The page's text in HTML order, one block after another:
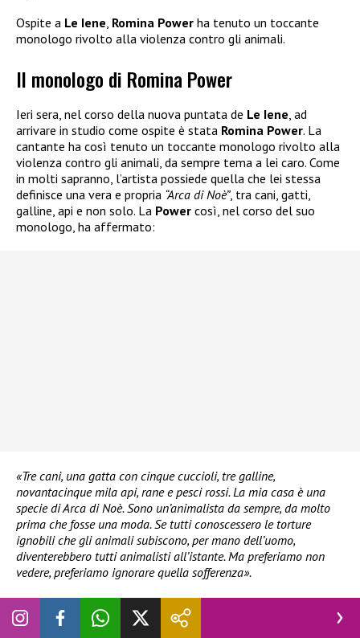
Ospite a Le Iene Romina Power ha tenuto un toccante
monologo rivolto alla violenza contro gli animali.
Il monologo di Romina Power
Ieri sera, nel corso della nuova puntata de Le Iene , ad
arrivare in studio come ospite è stata Romina Power. La
cantante ha così tenuto un toccante monologo rivolto alla
violenza contro gli animali, da sempre tema a lei caro. Come
in molti sapranno, l’artista possiede quella che lei stessa
definisce una vera e propria “Arca di Noè”, tra cani, gatti,
galline, api e non solo. La Power così, nel corso del suo
monologo, ha affermato:
«Tre cani, una gatta con cinque cuccioli, tre galline,
novantacinque mila api, rane e pesci rossi. La mia casa è una
specie di Arca di Noè. Sono un’animalista da sempre, da molto
prima che fosse una moda. Se tutti conoscessero le torture
ignobili che gli animali subiscono, per mano dell’uomo,
diventerebbero tutti animalisti all’istante. Ma preferiamo non
vedere, preferiamo ignorare quella sofferenza».
Le parole di Romina